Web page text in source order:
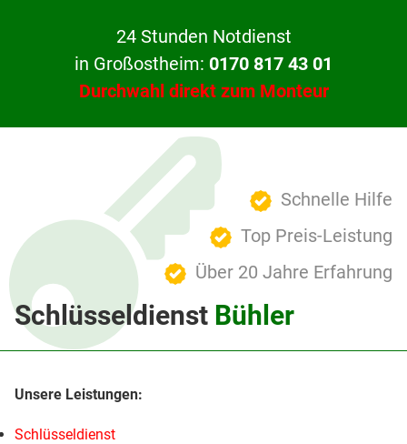
24 Stunden Notdienst
in Großostheim: 0170 817 43 01
Durchwahl direkt zum Monteur
Schnelle Hilfe
Top Preis-Leistung
Über 20 Jahre Erfahrung
Schlüsseldienst Bühler
Schlüsseldienst